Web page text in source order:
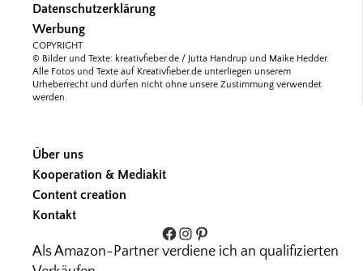
Datenschutzerklärung
Werbung
COPYRIGHT
© Bilder und Texte: kreativfieber.de / Jutta Handrup und Maike Hedder.
Alle Fotos und Texte auf Kreativfieber.de unterliegen unserem
Urheberrecht und dürfen nicht ohne unsere Zustimmung verwendet
werden.
Über uns
Kooperation & Mediakit
Content creation
Kontakt
Facebook
Instagram
Pinterest
Als Amazon-Partner verdiene ich an qualifizierten